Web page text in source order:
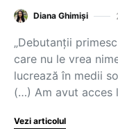
Diana Ghimiși
„Debutanții
care nu le vrea
lucrează în medii
(…) Am avut acces
Vezi articolul